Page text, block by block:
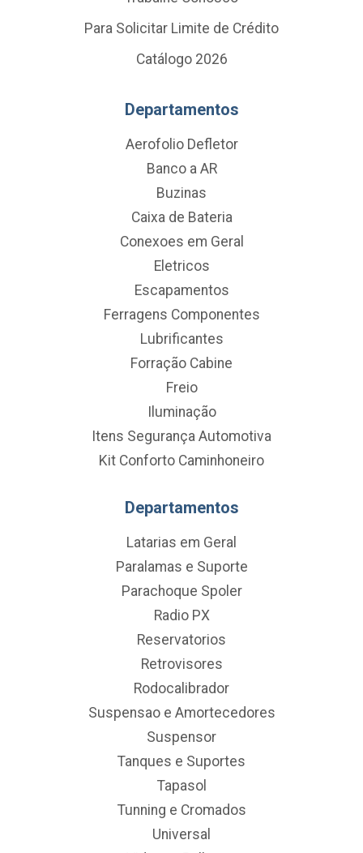
Para Solicitar Limite de Crédito
Catálogo 2026
Departamentos
Aerofolio Defletor
Banco a AR
Buzinas
Caixa de Bateria
Conexoes em Geral
Eletricos
Escapamentos
Ferragens Componentes
Lubrificantes
Forração Cabine
Freio
Iluminação
Itens Segurança Automotiva
Kit Conforto Caminhoneiro
Departamentos
Latarias em Geral
Paralamas e Suporte
Parachoque Spoler
Radio PX
Reservatorios
Retrovisores
Rodocalibrador
Suspensao e Amortecedores
Suspensor
Tanques e Suportes
Tapasol
Tunning e Cromados
Universal